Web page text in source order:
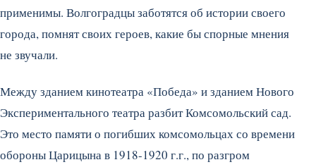
применимы. Волгоградцы заботятся об истории своего
города, помнят своих героев, какие бы спорные мнения
не звучали.
Между зданием кинотеатра «Победа» и зданием Нового
Экспериментального театра разбит Комсомольский сад.
Это место памяти о погибших комсомольцах со времени
обороны Царицына в 1918-1920 г.г., по разгром